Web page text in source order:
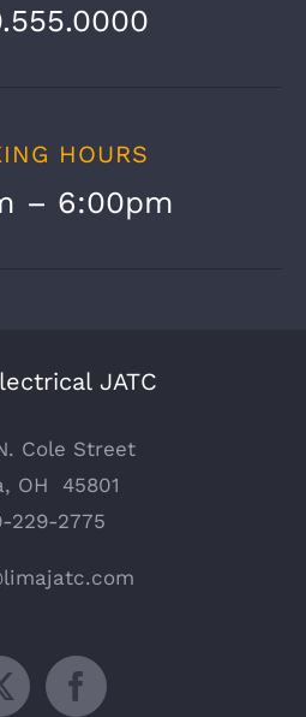
HOURS
– 6:00pm
JATC
Cole Street
OH 45801
229-2775